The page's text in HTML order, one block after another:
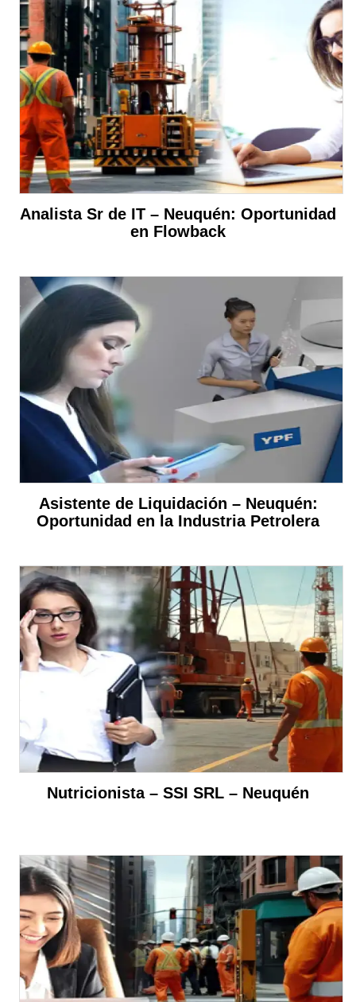
Analista Sr de IT – Neuquén: Oportunidad
en Flowback
Asistente de Liquidación – Neuquén:
Oportunidad en la Industria Petrolera
Nutricionista – SSI SRL – Neuquén